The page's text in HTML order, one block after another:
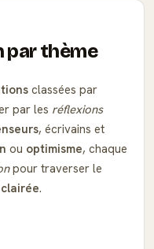
par thème
classées par
par les réflexions
, écrivains et
ou optimisme, chaque
pour traverser le
.